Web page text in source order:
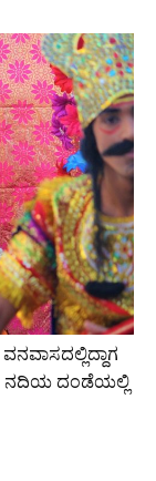
ನದಿಯ ದಂಡೆಯಲ್ಲಿ